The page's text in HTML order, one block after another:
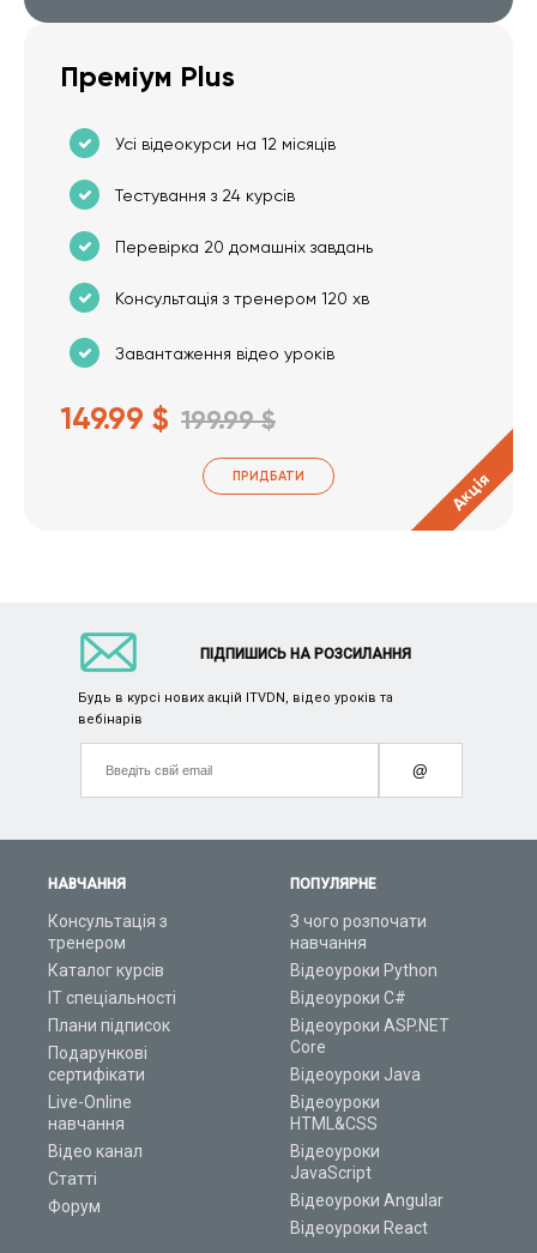
Преміум Plus
Усі відеокурси на 12 місяців
Тестування з 24 курсів
Перевірка 20 домашніх завдань
Консультація з тренером 120 хв
Завантаження відео уроків
149.99 $ 199.99 $
ПРИДБАТИ Акція
НАВЧАННЯ
Консультація з
тренером
Каталог курсів
ІТ спеціальності
Плани підписок
Подарункові
сертифікати
Live-Online
навчання
Відео канал
Статті
Форум
ПОПУЛЯРНЕ
З чого розпочати
навчання
Відеоуроки Python
Відеоуроки C#
Відеоуроки ASP.NET
Core
Відеоуроки Java
Відеоуроки
HTML&CSS
Відеоуроки
JavaScript
Відеоуроки Angular
Відеоуроки React
ПІДПИШИСЬ НА РОЗСИЛАННЯ
Будь в курсі нових акцій ITVDN, відео уроків та
вебінарів
@